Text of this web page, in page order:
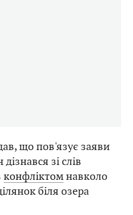
що пов'язує заяви
зі слів
конфліктомнавколо
біля озера